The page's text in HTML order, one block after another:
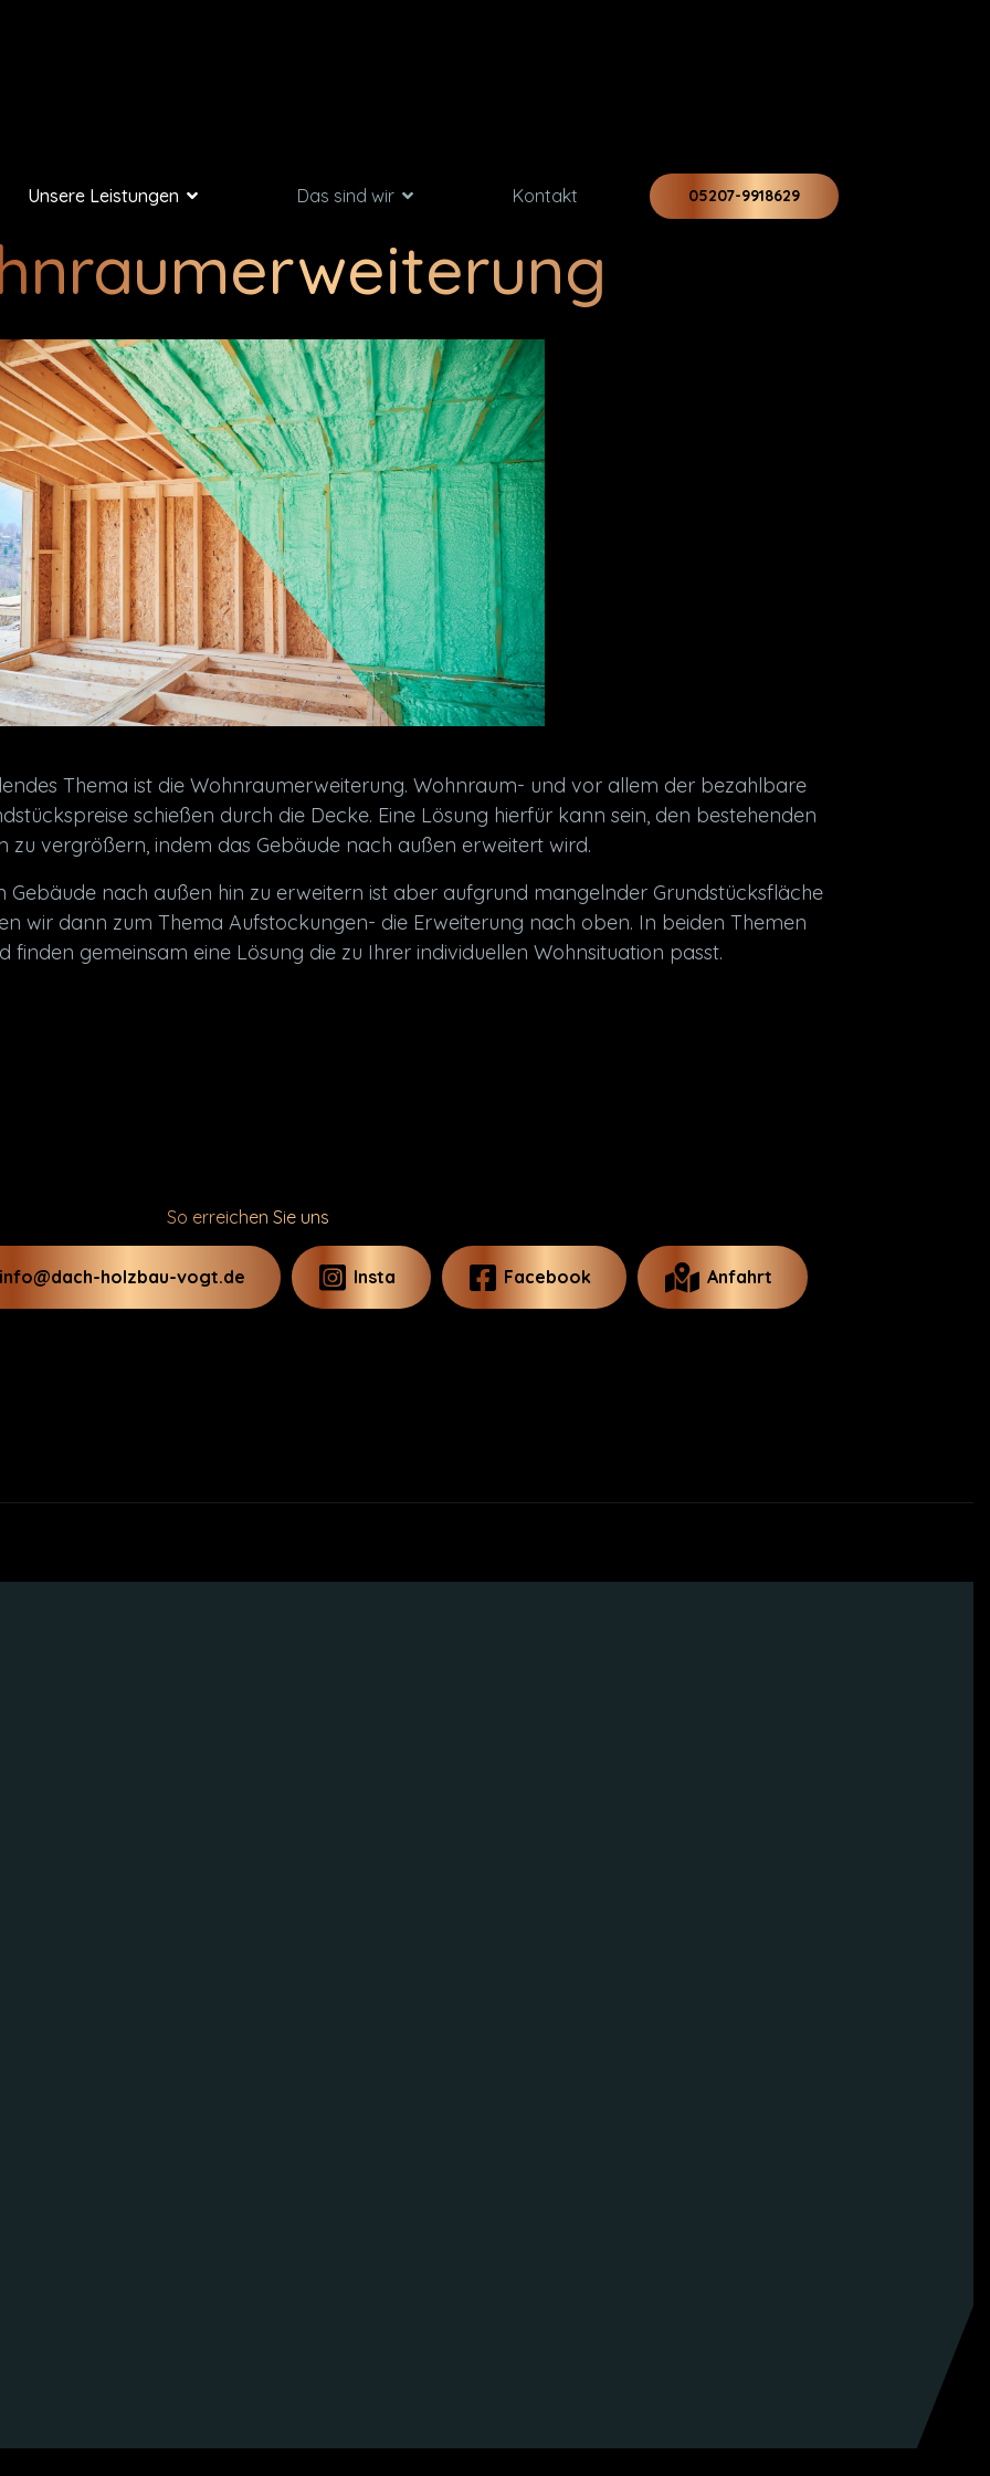
Unsere Leistungen Das sind wir Kontakt 05207-9918629
Thema ist die Wohnraumerweiterung. Wohnraum- und vor allem der bezahlbare
schießen durch die Decke. Eine Lösung hierfür kann sein, den bestehenden
zu vergrößern, indem das Gebäude nach außen erweitert wird.
Gebäude nach außen hin zu erweitern ist aber aufgrund mangelnder Grundstücksfläche
wir dann zum Thema Aufstockungen- die Erweiterung nach oben. In beiden Themen
finden gemeinsam eine Lösung die zu Ihrer individuellen Wohnsituation passt.
So erreichen Sie uns
info@dach-holzbau-vogt.de Insta Facebook Anfahrt